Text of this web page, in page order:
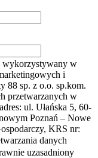
wykorzystywany w
i
88 sp. z o.o. sp.kom.
przetwarzanych w
ul. Ułańska 5, 60-
Poznań – Nowe
KRS nr:
danych
uzasadniony